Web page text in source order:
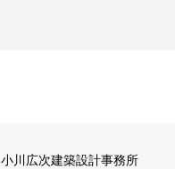
小川広次建築設計事務所